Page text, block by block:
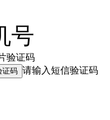
号
验证码
证码 请输入短信验证码